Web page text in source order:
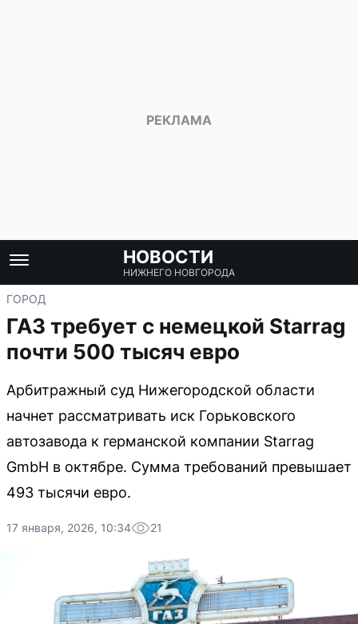
НОВОСТИ
НИЖНЕГО НОВГОРОДА
ГОРОД
ГАЗ требует с немецкой Starrag
почти 500 тысяч евро
Арбитражный суд Нижегородской области
начнет рассматривать иск Горьковского
автозавода к германской компании Starrag
GmbH в октябре. Сумма требований превышает
493 тысячи евро.
17 января, 2026, 10:34 21